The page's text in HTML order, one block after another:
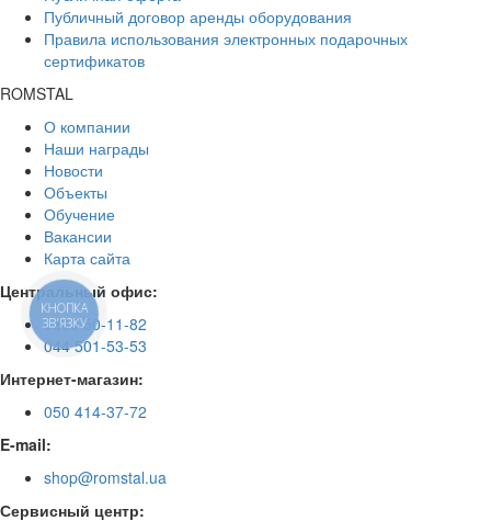
Публичный договор аренды оборудования
Правила использования электронных подарочных
сертификатов
ROMSTAL
О компании
Наши награды
Новости
Объекты
Обучение
Вакансии
Карта сайта
Центральный офис:
0800 50-11-82
044 501-53-53
Интернет-магазин:
050 414-37-72
E-mail:
shop@romstal.ua
Сервисный центр:
КНОПКА
ЗВ'ЯЗКУ